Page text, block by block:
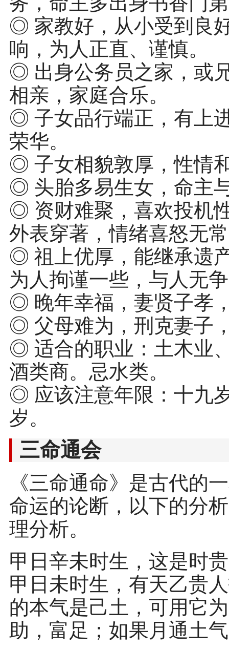
◎ 家教好，从小受到良
响，为人正直、谨慎。
◎ 出身公务员之家，或
相亲，家庭合乐。
◎ 子女品行端正，有上
荣华。
◎ 子女相貌敦厚，性情
◎ 头胎多易生女，命主
◎ 资财难聚，喜欢投机
外表穿著，情绪喜怒无
◎ 祖上优厚，能继承遗
为人拘谨一些，与人无
◎ 晚年幸福，妻贤子孝
◎ 父母难为，刑克妻子
◎ 适合的职业：土木业
酒类商。忌水类。
◎ 应该注意年限：十九
岁。
三命通会
《三命通命》是古代的
命运的论断，以下的分
理分析。
甲日辛未时生，这是时
甲日未时生，有天乙贵
的本气是己土，可用它
助，富足；如果月通土